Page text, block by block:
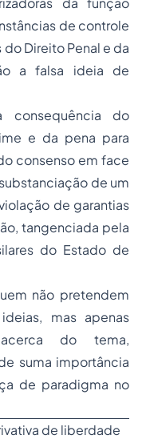
de controle
Direito Penal e da
a falsa ideia de
do
e da pena para
consenso em face
de um
de garantias
tangenciada pela
do Estado de
não pretendem
mas apenas
do tema,
suma importância
de paradigma no
de liberdade